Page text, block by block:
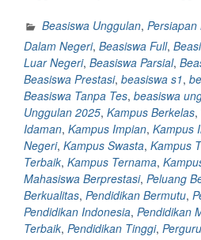
Beasiswa Unggulan, Persiapan
Dalam Negeri, Beasiswa Full,
Luar Negeri, Beasiswa Parsial,
Beasiswa Prestasi, beasiswa s1,
Beasiswa Tanpa Tes, beasiswa
Unggulan 2025, Kampus Berkelas,
Idaman, Kampus Impian, Kampus
Negeri, Kampus Swasta, Kampus
Terbaik, Kampus Ternama,
Mahasiswa Berprestasi, Peluang
Berkualitas, Pendidikan Bermutu,
Pendidikan Indonesia, Pendidikan
Terbaik, Pendidikan Tinggi,